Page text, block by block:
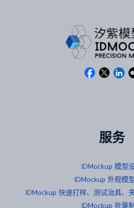
服务
IDMockup 模型
IDMockup 外观模
IDMockup 快速打样、测试治具、
IDMockup 批量